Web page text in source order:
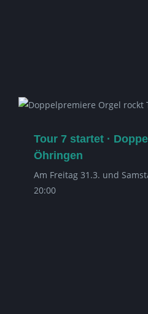
Tour 7 startet ·
Öhringen
Am Freitag 31.3. und
20:00